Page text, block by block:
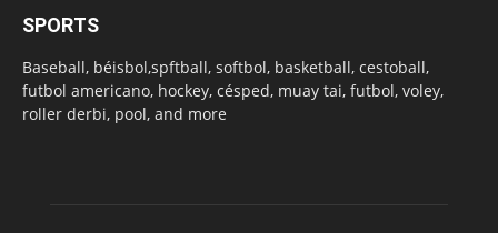
SPORTS
Baseball, béisbol,spftball, softbol, basketball, cestoball,
futbol americano, hockey, césped, muay tai, futbol, voley,
roller derbi, pool, and more